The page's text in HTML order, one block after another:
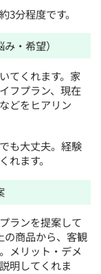
分程度です。
・希望）
てくれます。家
フプラン、現在
どをヒアリン
も大丈夫。経験
れます。
ランを提案して
の商品から、客観
メリット・デメ
明してくれま